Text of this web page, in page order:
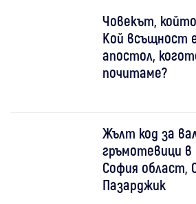
Човекът,
Кой всъщност
апостол,
почитаме?
Жълт код за
гръмотевици в
София област,
Пазарджик